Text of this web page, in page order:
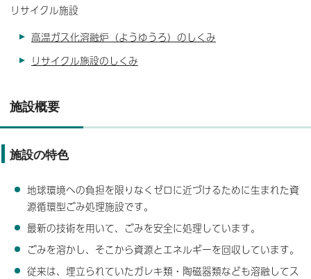
リサイクル施設
高温ガス化溶融炉（ようゆうろ）のしくみ
リサイクル施設のしくみ
施設概要
施設の特色
地球環境への負担を限りなくゼロに近づけるために生まれた資
源循環型ごみ処理施設です。
最新の技術を用いて、ごみを安全に処理しています。
ごみを溶かし、そこから資源とエネルギーを回収しています。
従来は、埋立られていたガレキ類・陶磁器類なども溶融してス